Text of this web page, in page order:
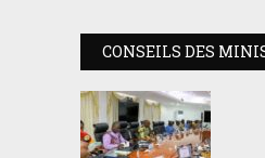
CONSEILS DES